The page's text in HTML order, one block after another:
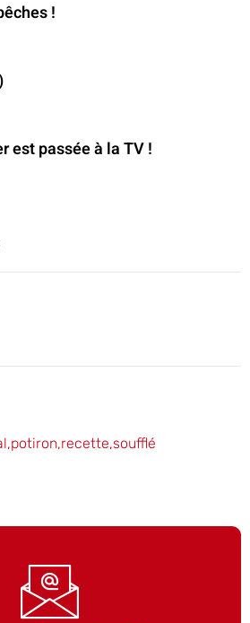
!
est passée à la TV !
,potiron,recette,soufflé